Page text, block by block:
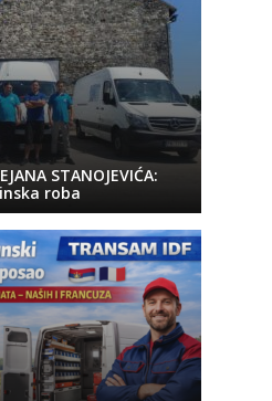
STANOJEVIĆA:
roba